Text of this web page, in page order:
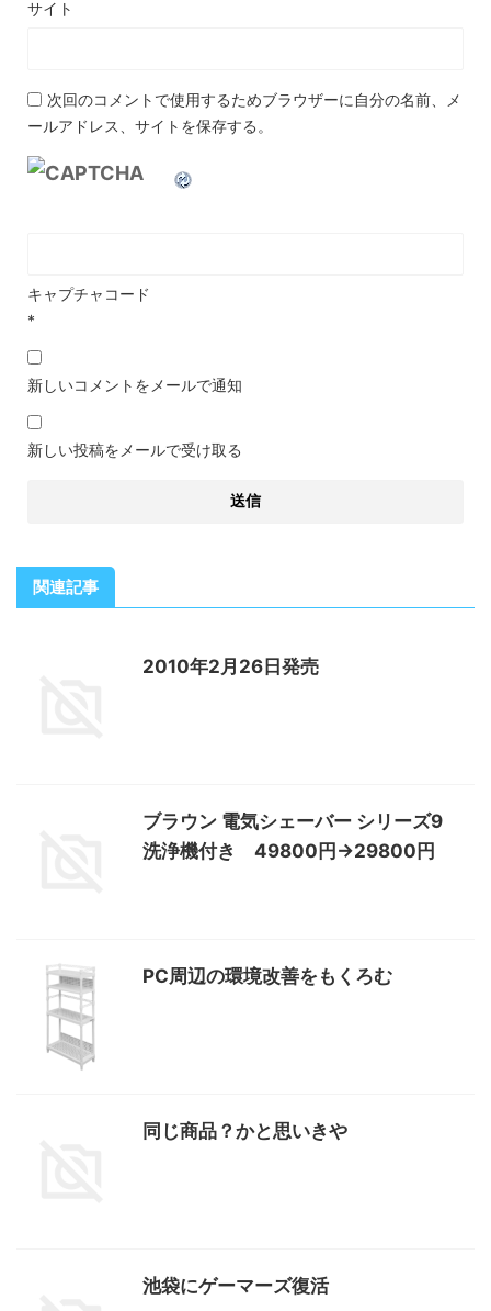
サイト
次回のコメントで使用するためブラウザーに自分の名前、メ
ールアドレス、サイトを保存する。
キャプチャコード
*
新しいコメントをメールで通知
新しい投稿をメールで受け取る
関連記事
2010年2月26日発売
ブラウン 電気シェーバー シリーズ9
洗浄機付き 49800円→29800円
PC周辺の環境改善をもくろむ
同じ商品？かと思いきや
池袋にゲーマーズ復活